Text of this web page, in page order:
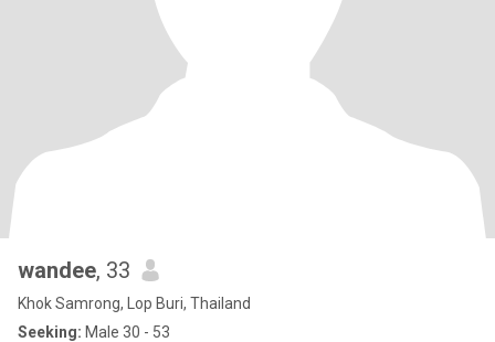
wandee, 33
Khok Samrong, Lop Buri, Thailand
Seeking: Male 30 - 53